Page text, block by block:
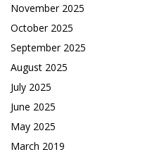
November 2025
October 2025
September 2025
August 2025
July 2025
June 2025
May 2025
March 2019